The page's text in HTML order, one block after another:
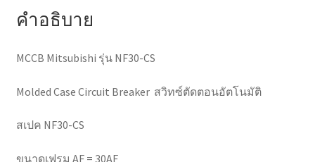
คำอธิบาย
MCCB Mitsubishi รุ่น NF30-CS
Molded Case Circuit Breaker สวิทซ์ตัดตอนอัตโนมัติ
สเปค NF30-CS
ขนาดเฟรม AF = 30AF